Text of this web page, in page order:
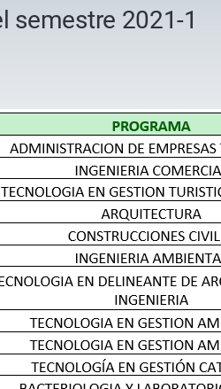
semestre 2021-1